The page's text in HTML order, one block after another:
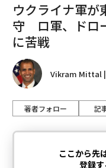
ウクライナ軍が
守 ロ軍、ドロ
に苦戦
Vikram Mittal
著者フォロー 記